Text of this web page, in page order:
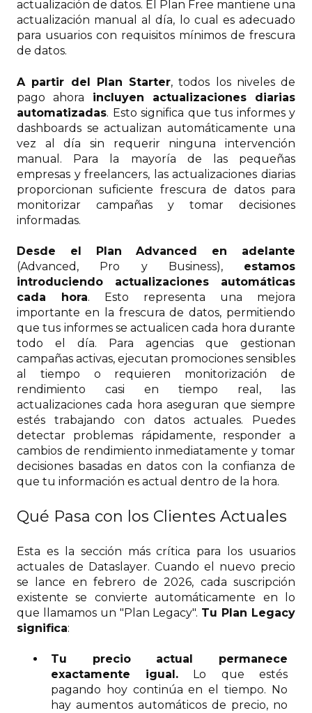
actualización de datos. El Plan Free mantiene una
actualización manual al día, lo cual es adecuado
para usuarios con requisitos mínimos de frescura
de datos.
A partir del Plan Starter, todos los niveles de
pago ahora incluyen actualizaciones diarias
automatizadas. Esto significa que tus informes y
dashboards se actualizan automáticamente una
vez al día sin requerir ninguna intervención
manual. Para la mayoría de las pequeñas
empresas y freelancers, las actualizaciones diarias
proporcionan suficiente frescura de datos para
monitorizar campañas y tomar decisiones
informadas.
Desde el Plan Advanced en adelante
(Advanced, Pro y Business), estamos
introduciendo actualizaciones automáticas
cada hora. Esto representa una mejora
importante en la frescura de datos, permitiendo
que tus informes se actualicen cada hora durante
todo el día. Para agencias que gestionan
campañas activas, ejecutan promociones sensibles
al tiempo o requieren monitorización de
rendimiento casi en tiempo real, las
actualizaciones cada hora aseguran que siempre
estés trabajando con datos actuales. Puedes
detectar problemas rápidamente, responder a
cambios de rendimiento inmediatamente y tomar
decisiones basadas en datos con la confianza de
que tu información es actual dentro de la hora.
Qué Pasa con los Clientes Actuales
Esta es la sección más crítica para los usuarios
actuales de Dataslayer. Cuando el nuevo precio
se lance en febrero de 2026, cada suscripción
existente se convierte automáticamente en lo
que llamamos un "Plan Legacy". Tu Plan Legacy
significa:
Tu precio actual permanece
exactamente igual. Lo que estés
pagando hoy continúa en el tiempo. No
hay aumentos automáticos de precio, no